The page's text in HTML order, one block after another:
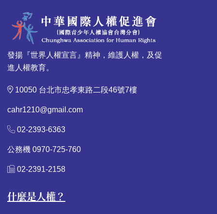
發揚『世界人權宣言』精神，維護人權，及促
進人權教育。
10050 台北市忠孝東路二段46號7樓
cahr1210@gmail.com
02-2393-6363
公務機 0970-725-760
02-2391-2158
什麼是人權？